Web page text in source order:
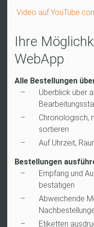
Video auf
Ihre
WebApp
Alle Bestellungen
Überblick über
Chronologisch,
sortieren
Auf Uhrzeit,
Bestellungen
Empfang und
bestätigen
Abweichende
Etiketten